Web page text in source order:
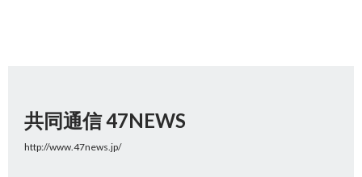
共同通信 47NEWS
http://www.47news.jp/